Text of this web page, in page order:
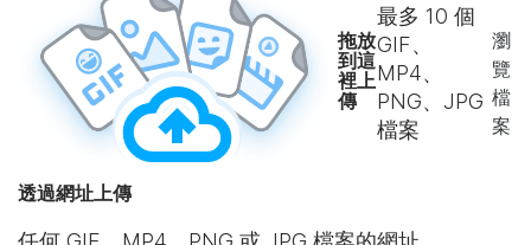
拖放
到這
裡上
傳
最多10 個
GIF、
MP4、
PNG、JPG
檔案
瀏
覽
檔
案
透過網址上傳